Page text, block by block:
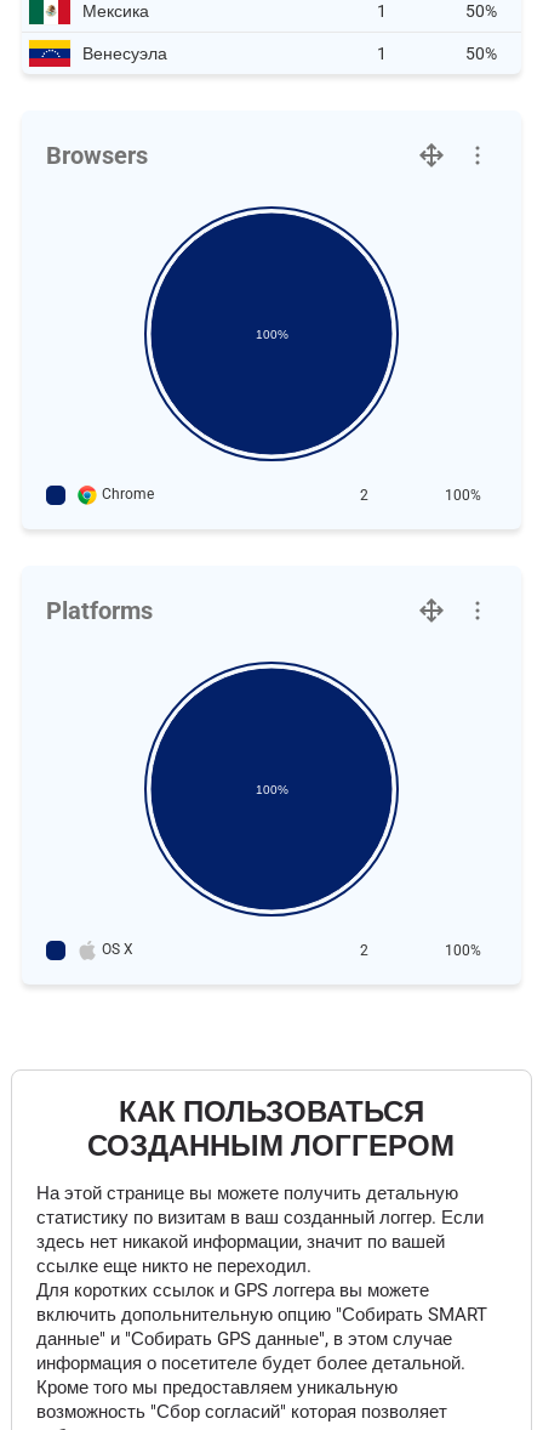
Мексика 1 50%
Венесуэла 1 50%
Browsers
100%
Chrome 2 100%
Platforms
100%
OS X 2 100%
КАК ПОЛЬЗОВАТЬСЯ
СОЗДАННЫМ ЛОГГЕРОМ
На этой странице вы можете получить детальную
статистику по визитам в ваш созданный логгер. Если
здесь нет никакой информации, значит по вашей
ссылке еще никто не переходил.
Для коротких ссылок и GPS логгера вы можете
включить допольнительную опцию "Собирать SMART
данные" и "Собирать GPS данные", в этом случае
информация о посетителе будет более детальной.
Кроме того мы предоставляем уникальную
возможность "Сбор согласий" которая позволяет